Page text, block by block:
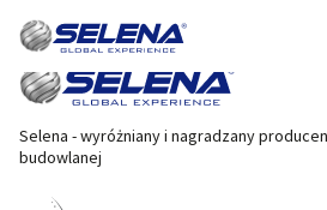
Selena - wyróżniany i nagradzany
budowlanej